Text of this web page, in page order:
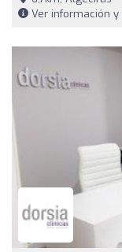
Ver información